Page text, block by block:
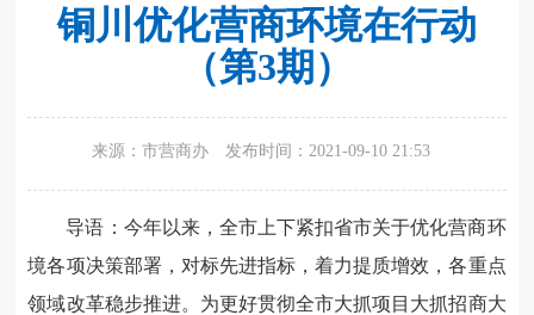
铜川优化营商环境在行动
（第3期）
来源：市营商办 发布时间：2021-09-10 21:53
导语：今年以来，全市上下紧扣省市关于优化营商环
境各项决策部署，对标先进指标，着力提质增效，各重点
领域改革稳步推进。为更好贯彻全市大抓项目大抓招商大